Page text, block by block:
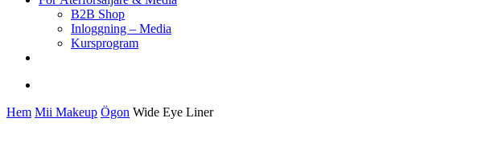
B2B Shop
Inloggning – Media
Kursprogram
Hem Mii Makeup Ögon Wide Eye Liner